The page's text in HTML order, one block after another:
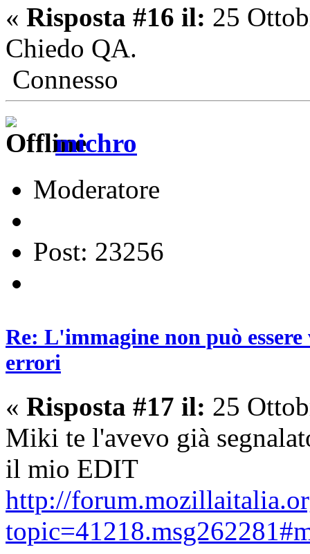
« Risposta #16 il: 25
Chiedo QA.
Connesso
michro
Moderatore
Post: 23256
Re: L'immagine non può
errori
« Risposta #17 il: 25
Miki te l'avevo già
il mio EDIT
http://